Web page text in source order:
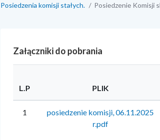
Posiedzenia komisji stałych.
Posiedzenie Komisji
Załączniki do pobrania
L.P PLIK
1
posiedzenie komisji, 06.11.2025
r.pdf